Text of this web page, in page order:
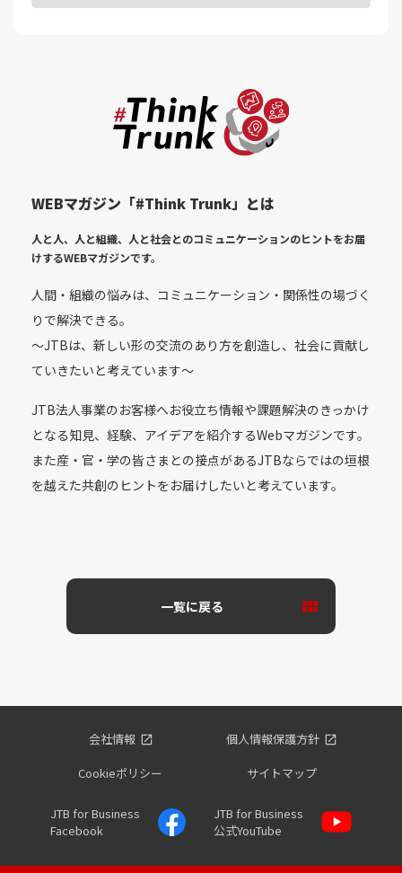
WEBマガジン「#Think Trunk」とは
人と人、人と組織、人と社会とのコミュニケーションのヒントをお届
けするWEBマガジンです。
人間・組織の悩みは、コミュニケーション・関係性の場づく
りで解決できる。
〜JTBは、新しい形の交流のあり方を創造し、社会に貢献し
ていきたいと考えています〜
JTB法人事業のお客様へお役立ち情報や課題解決のきっかけ
となる知見、経験、アイデアを紹介するWebマガジンです。
また産・官・学の皆さまとの接点があるJTBならではの垣根
を越えた共創のヒントをお届けしたいと考えています。
一覧に戻る
会社情報
個人情報保護方針
Cookieポリシー
サイトマップ
JTB for Business
Facebook
JTB for Business
公式YouTube